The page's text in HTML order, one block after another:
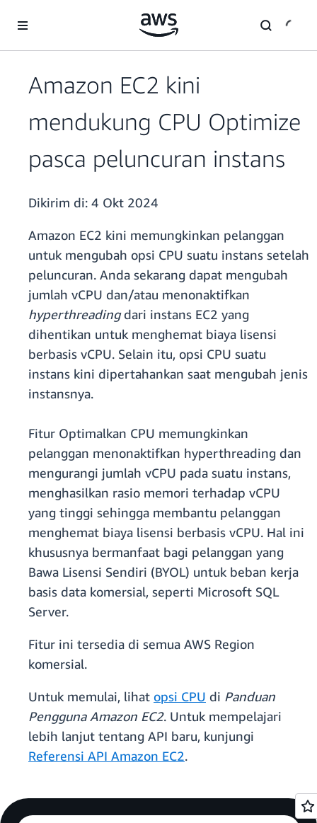
Amazon EC2 kini
mendukung CPU Optimize
pasca peluncuran instans
Dikirim di: 4 Okt 2024
Amazon EC2 kini memungkinkan pelanggan
untuk mengubah opsi CPU suatu instans setelah
peluncuran. Anda sekarang dapat mengubah
jumlah vCPU dan/atau menonaktifkan
hyperthreadingdari instans EC2 yang
dihentikan untuk menghemat biaya lisensi
berbasis vCPU. Selain itu, opsi CPU suatu
instans kini dipertahankan saat mengubah jenis
instansnya.
Fitur Optimalkan CPU memungkinkan
pelanggan menonaktifkan hyperthreading dan
mengurangi jumlah vCPU pada suatu instans,
menghasilkan rasio memori terhadap vCPU
yang tinggi sehingga membantu pelanggan
menghemat biaya lisensi berbasis vCPU. Hal ini
khususnya bermanfaat bagi pelanggan yang
Bawa Lisensi Sendiri (BYOL) untuk beban kerja
basis data komersial, seperti Microsoft SQL
Server.
Fitur ini tersedia di semua AWS Region
komersial.
Untuk memulai, lihat opsi CPU di Panduan
Pengguna Amazon EC2. Untuk mempelajari
lebih lanjut tentang API baru, kunjungi
Referensi API Amazon EC2.